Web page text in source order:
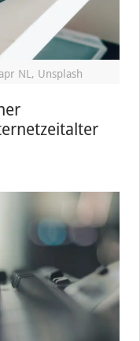
NL, Unsplash